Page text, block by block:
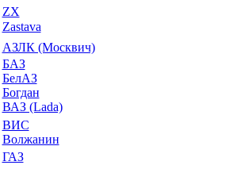
ZX
Zastava
АЗЛК (Москвич)
БАЗ
БелАЗ
Богдан
ВАЗ (Lada)
ВИС
Волжанин
ГАЗ